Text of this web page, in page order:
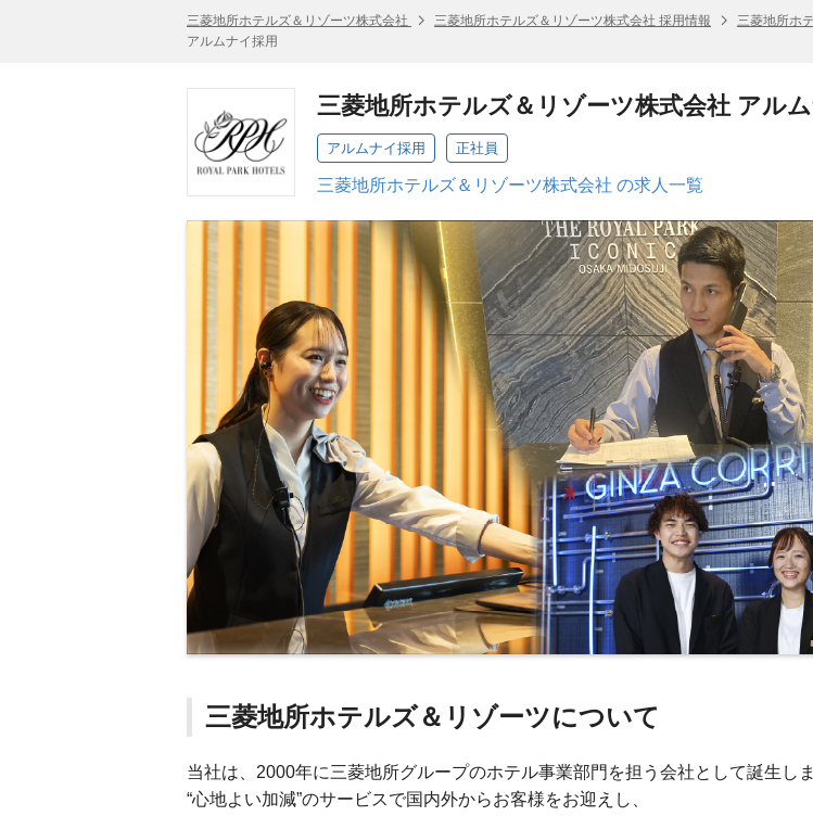
三菱地所ホテルズ＆リゾーツ株式会社 三菱地所ホテルズ＆リゾーツ株式会社 採用情報 三菱地所ホ
アルムナイ採用
三菱地所ホテルズ＆リゾーツ株式会社 アル
アルムナイ採用 正社員
三菱地所ホテルズ＆リゾーツ株式会社 の求人一覧
三菱地所ホテルズ＆リゾーツについて
当社は、2000年に三菱地所グループのホテル事業部門を担う会社として誕生しま
“心地よい加減”のサービスで国内外からお客様をお迎えし、